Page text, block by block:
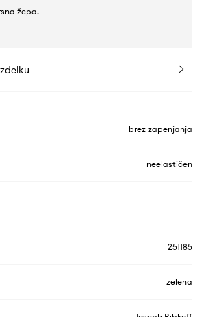
žepa.
brez zapenjanja
neelastičen
251185
zelena